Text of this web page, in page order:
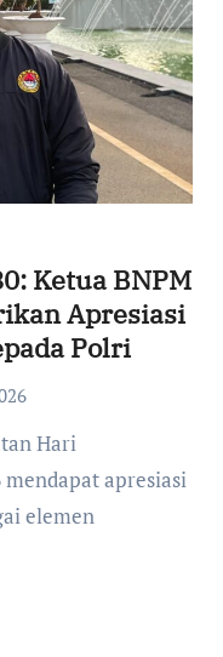
Ketua BNPM
Apresiasi
Polri
apresiasi
elemen